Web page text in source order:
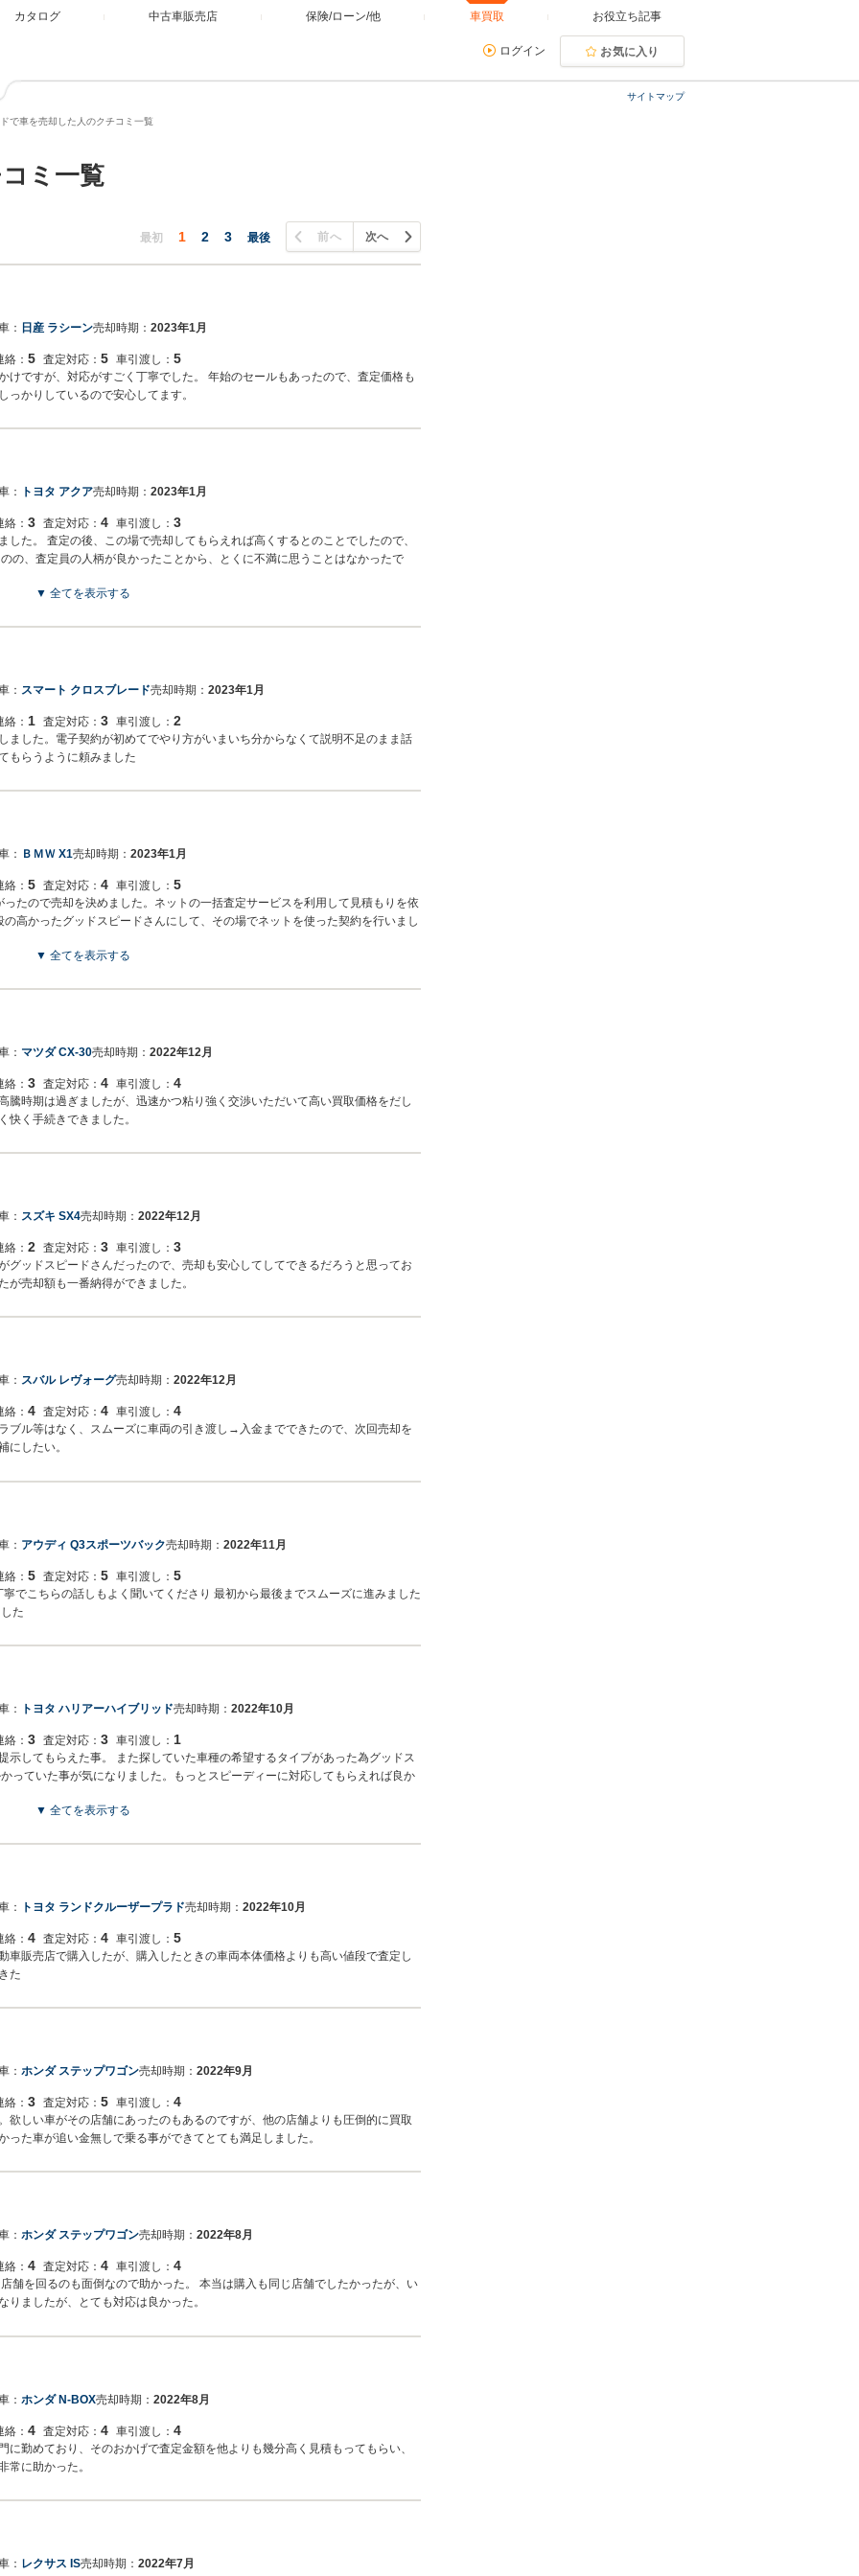
カタログ 中古車販売店 保険/ローン/他 車買取 お役立ち記事
ログイン お気に入り
サイトマップ
で車を売却した人のクチコミ一覧
ミ一覧
最初 1 2 3 最後 前へ 次へ
： 日産 ラシーン売却時期： 2023年1月
絡： 5 査定対応： 5 車引渡し： 5
けですが、対応がすごく丁寧でした。 年始のセールもあったので、査定価格も
かりしているので安心してます。
： トヨタ アクア売却時期： 2023年1月
絡： 3 査定対応： 4 車引渡し： 3
た。 査定の後、この場で売却してもらえれば高くするとのことでしたので、
の、査定員の人柄が良かったことから、とくに不満に思うことはなかったで
▼ 全てを表示する
： スマート クロスブレード売却時期： 2023年1月
絡： 1 査定対応： 3 車引渡し： 2
ました。電子契約が初めてでやり方がいまいち分からなくて説明不足のまま話
もらうように頼みました
： ＢＭＷ X1売却時期： 2023年1月
絡： 5 査定対応： 4 車引渡し： 5
たので売却を決めました。ネットの一括査定サービスを利用して見積もりを依
高かったグッドスピードさんにして、その場でネットを使った契約を行いまし
した。書類送付後、売却額が速やかに振り込まれました。 総じてスピーディ
▼ 全てを表示する
： マツダ CX-30売却時期： 2022年12月
絡： 3 査定対応： 4 車引渡し： 4
騰時期は過ぎましたが、迅速かつ粘り強く交渉いただいて高い買取価格をだし
快く手続きできました。
： スズキ SX4売却時期： 2022年12月
絡： 2 査定対応： 3 車引渡し： 3
グッドスピードさんだったので、売却も安心してしてできるだろうと思ってお
売却額も一番納得ができました。
： スバル レヴォーグ売却時期： 2022年12月
絡： 4 査定対応： 4 車引渡し： 4
ブル等はなく、スムーズに車両の引き渡し→入金までできたので、次回売却を
にしたい。
： アウディ Q3スポーツバック売却時期： 2022年11月
絡： 5 査定対応： 5 車引渡し： 5
でこちらの話しもよく聞いてくださり 最初から最後までスムーズに進みました
た
： トヨタ ハリアーハイブリッド売却時期： 2022年10月
絡： 3 査定対応： 3 車引渡し： 1
示してもらえた事。 また探していた車種の希望するタイプがあった為グッドス
っていた事が気になりました。もっとスピーディーに対応してもらえれば良か
▼ 全てを表示する
： トヨタ ランドクルーザープラド売却時期： 2022年10月
絡： 4 査定対応： 4 車引渡し： 5
車販売店で購入したが、購入したときの車両本体価格よりも高い値段で査定し
た
： ホンダ ステップワゴン売却時期： 2022年9月
絡： 3 査定対応： 5 車引渡し： 4
欲しい車がその店舗にあったのもあるのですが、他の店舗よりも圧倒的に買取
た車が追い金無しで乗る事ができてとても満足しました。
： ホンダ ステップワゴン売却時期： 2022年8月
絡： 4 査定対応： 4 車引渡し： 4
舗を回るのも面倒なので助かった。 本当は購入も同じ店舗でしたかったが、い
ましたが、とても対応は良かった。
： ホンダ N-BOX売却時期： 2022年8月
絡： 4 査定対応： 4 車引渡し： 4
勤めており、そのおかげで査定金額を他よりも幾分高く見積もってもらい、
常に助かった。
： レクサス IS売却時期： 2022年7月